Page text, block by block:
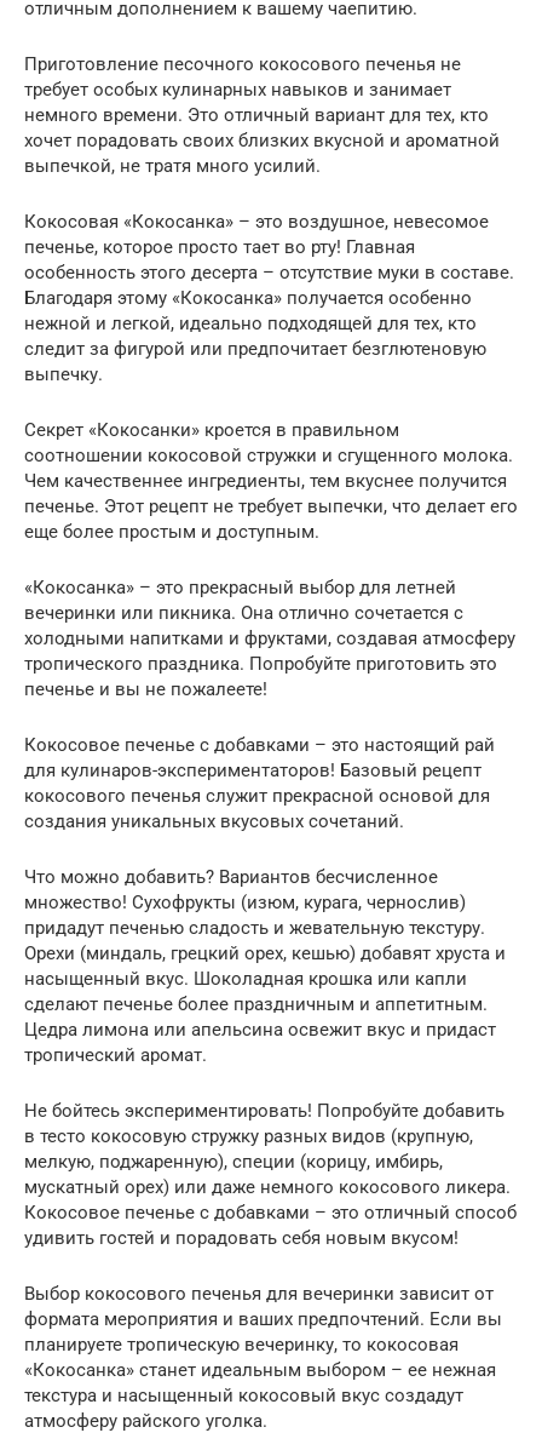
отличным дополнением к вашему чаепитию.
Приготовление песочного кокосового печенья не
требует особых кулинарных навыков и занимает
немного времени. Это отличный вариант для тех, кто
хочет порадовать своих близких вкусной и ароматной
выпечкой, не тратя много усилий.
Кокосовая «Кокосанка» – это воздушное, невесомое
печенье, которое просто тает во рту! Главная
особенность этого десерта – отсутствие муки в составе.
Благодаря этому «Кокосанка» получается особенно
нежной и легкой, идеально подходящей для тех, кто
следит за фигурой или предпочитает безглютеновую
выпечку.
Секрет «Кокосанки» кроется в правильном
соотношении кокосовой стружки и сгущенного молока.
Чем качественнее ингредиенты, тем вкуснее получится
печенье. Этот рецепт не требует выпечки, что делает его
еще более простым и доступным.
«Кокосанка» – это прекрасный выбор для летней
вечеринки или пикника. Она отлично сочетается с
холодными напитками и фруктами, создавая атмосферу
тропического праздника. Попробуйте приготовить это
печенье и вы не пожалеете!
Кокосовое печенье с добавками – это настоящий рай
для кулинаров-экспериментаторов! Базовый рецепт
кокосового печенья служит прекрасной основой для
создания уникальных вкусовых сочетаний.
Что можно добавить? Вариантов бесчисленное
множество! Сухофрукты (изюм, курага, чернослив)
придадут печенью сладость и жевательную текстуру.
Орехи (миндаль, грецкий орех, кешью) добавят хруста и
насыщенный вкус. Шоколадная крошка или капли
сделают печенье более праздничным и аппетитным.
Цедра лимона или апельсина освежит вкус и придаст
тропический аромат.
Не бойтесь экспериментировать! Попробуйте добавить
в тесто кокосовую стружку разных видов (крупную,
мелкую, поджаренную), специи (корицу, имбирь,
мускатный орех) или даже немного кокосового ликера.
Кокосовое печенье с добавками – это отличный способ
удивить гостей и порадовать себя новым вкусом!
Выбор кокосового печенья для вечеринки зависит от
формата мероприятия и ваших предпочтений. Если вы
планируете тропическую вечеринку, то кокосовая
«Кокосанка» станет идеальным выбором – ее нежная
текстура и насыщенный кокосовый вкус создадут
атмосферу райского уголка.